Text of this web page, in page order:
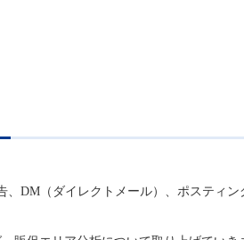
DM（ダイレクトメール）、ポスティ